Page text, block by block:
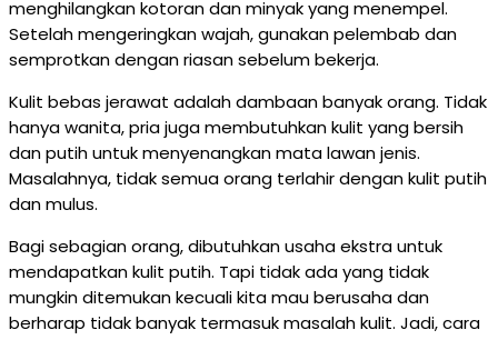
menghilangkan kotoran dan minyak yang menempel.
Setelah mengeringkan wajah, gunakan pelembab dan
semprotkan dengan riasan sebelum bekerja.
Kulit bebas jerawat adalah dambaan banyak orang. Tidak
hanya wanita, pria juga membutuhkan kulit yang bersih
dan putih untuk menyenangkan mata lawan jenis.
Masalahnya, tidak semua orang terlahir dengan kulit putih
dan mulus.
Bagi sebagian orang, dibutuhkan usaha ekstra untuk
mendapatkan kulit putih. Tapi tidak ada yang tidak
mungkin ditemukan kecuali kita mau berusaha dan
berharap tidak banyak termasuk masalah kulit. Jadi, cara